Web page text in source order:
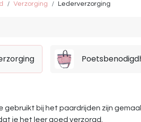
Verzorging Lederverzorging
gebruikt bij het paardrijden zijn
je het leer goed verzorgd.